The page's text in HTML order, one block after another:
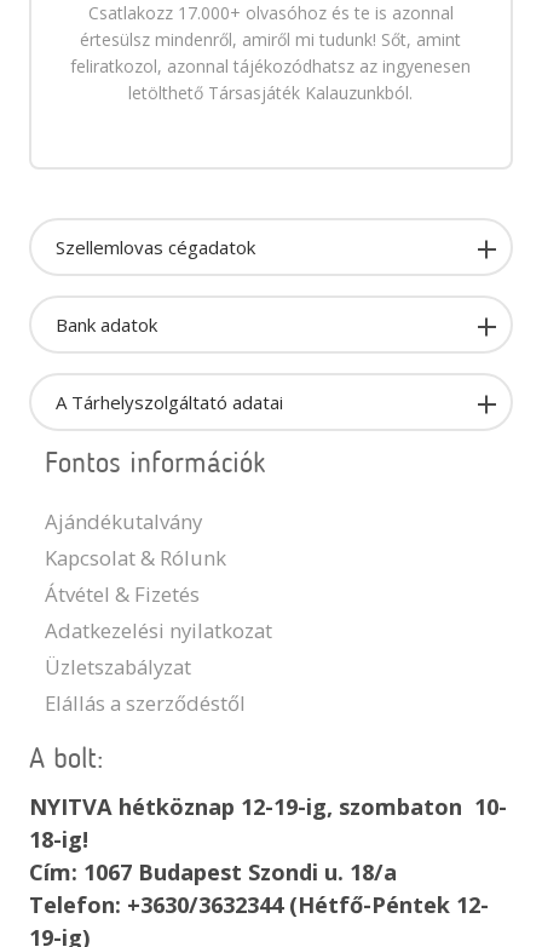
Csatlakozz 17.000+ olvasóhoz és te is azonnal
értesülsz mindenről, amiről mi tudunk! Sőt, amint
feliratkozol, azonnal tájékozódhatsz az ingyenesen
letölthető Társasjáték Kalauzunkból.
Szellemlovas cégadatok
Bank adatok
A Tárhelyszolgáltató adatai
Fontos információk
Ajándékutalvány
Kapcsolat & Rólunk
Átvétel & Fizetés
Adatkezelési nyilatkozat
Üzletszabályzat
Elállás a szerződéstől
A bolt:
NYITVA hétköznap 12-19-ig, szombaton 10-
18-ig!
Cím: 1067 Budapest Szondi u. 18/a
Telefon: +3630/3632344 (Hétfő-Péntek 12-
19-ig)